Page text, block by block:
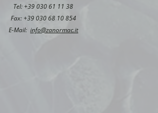
Tel: +39 030 61 11 38
Fax: +39 030 68 10 854
E-Mail: info@zanormac.it